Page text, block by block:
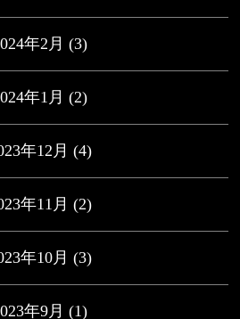
年2月 (3)
年1月 (2)
年12月 (4)
年11月 (2)
年10月 (3)
年9月 (1)